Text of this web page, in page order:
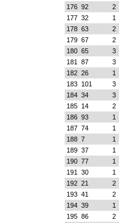
176 92 2
177 32 1
178 63 2
179 67 2
180 65 3
181
87 3
182 26 1
183 101 3
184 34 3
185 14 2
186 93 1
187 74 1
188 7 1
189 37 1
190 77 1
191
30 1
192 21 2
193 41 2
194 39 1
195 86 2